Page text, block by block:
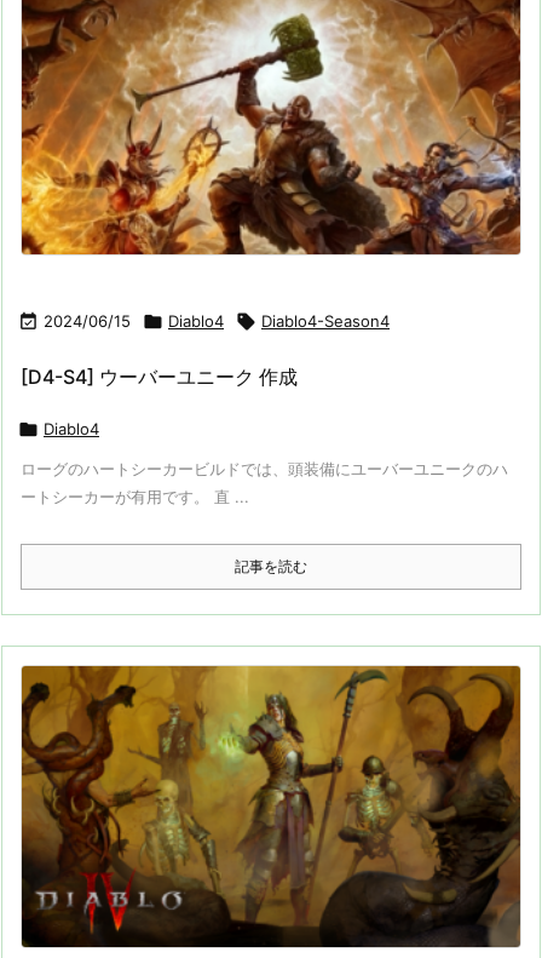
 2024/06/15  Diablo4  Diablo4-Season4
[D4-S4] ウーバーユニーク 作成
 Diablo4
ローグのハートシーカービルドでは、頭装備にユーバーユニークのハ
ートシーカーが有用です。 直 ...
記事を読む